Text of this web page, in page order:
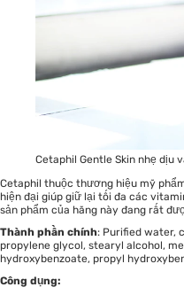
Cetaphil Gentle Skin nhẹ dịu
Cetaphil thuộc thương hiệu mỹ
hiện đại giúp giữ lại tối đa các
sản phẩm của hãng này đang rất
Thành phần chính: Purified water,
propylene glycol, stearyl alcohol,
hydroxybenzoate, propyl
Công dụng: